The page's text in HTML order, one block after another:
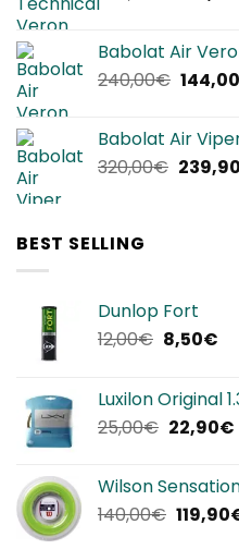
era:
Babolat Air
240,00€ Il
era:
144,00
Babolat Air
320,00€ Il
239,90
BEST SELLING
Dunlop Fort
12,00€ Il
era:
12,00€.
8,50€Il
è:
Luxilon Original
25,00€ Il
era:
25,00€.
22,90€Il
Wilson
140,00€ Il
119,90